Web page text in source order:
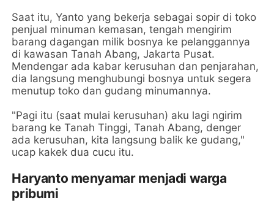
Saat itu, Yanto yang bekerja sebagai sopir di toko
penjual minuman kemasan, tengah mengirim
barang dagangan milik bosnya ke pelanggannya
di kawasan Tanah Abang, Jakarta Pusat.
Mendengar ada kabar kerusuhan dan penjarahan,
dia langsung menghubungi bosnya untuk segera
menutup toko dan gudang minumannya.
"Pagi itu (saat mulai kerusuhan) aku lagi ngirim
barang ke Tanah Tinggi, Tanah Abang, denger
ada kerusuhan, kita langsung balik ke gudang,"
ucap kakek dua cucu itu.
Haryanto menyamar menjadi warga
pribumi